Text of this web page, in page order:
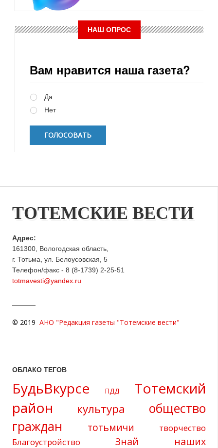
НАШ ОПРОС
Вам нравится наша газета?
Да
Нет
ТОТЕМСКИЕ ВЕСТИ
Адрес:
161300, Вологодская область,
г. Тотьма, ул. Белоусовская, 5
Телефон/факс - 8 (8-1739) 2-25-51
totmavesti@yandex.ru
© 2019 АНО "Редакция газеты "Тотемские вести"
ОБЛАКО ТЕГОВ
БудьВкурсе ПДД
Тотемский
район
культура
общество
граждан
тотьмичи
творчество
Благоустройство
Знай наших